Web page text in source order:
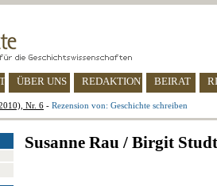
ÜBER UNS REDAKTION BEIRAT
Nr. 6 - Rezension von: Geschichte schreiben
Susanne Rau / Birgit